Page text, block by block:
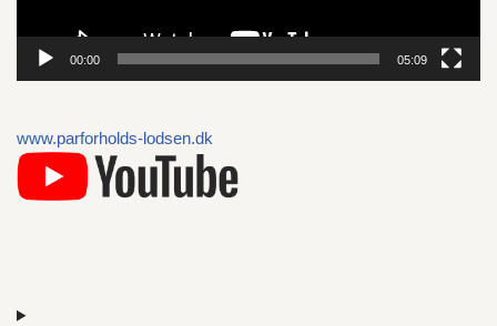
e
00:00 05:09
www.parforholds-lodsen.dk